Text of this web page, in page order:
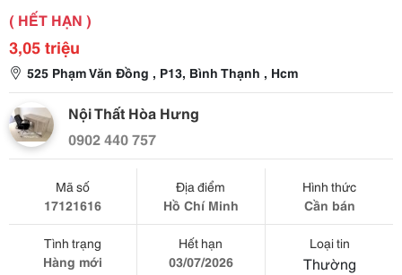
( HẾT HẠN )
3,05 triệu
525 Phạm Văn Đồng , P13, Bình Thạnh , Hcm
Nội Thất Hòa Hưng
0902 440 757
Mã số
17121616
Địa điểm
Hồ Chí Minh
Hình thức
Cần bán
Tình trạng
Hàng mới
Hết hạn
03/07/2026
Loại tin
Thường